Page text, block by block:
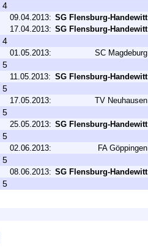
4
09.04.2013: SG Flensburg-Handewitt
17.04.2013: SG Flensburg-Handewitt
4
01.05.2013: SC Magdeburg
5
11.05.2013: SG Flensburg-Handewitt
5
17.05.2013: TV Neuhausen
5
25.05.2013: SG Flensburg-Handewitt
5
02.06.2013: FA Göppingen
5
08.06.2013: SG Flensburg-Handewitt
5